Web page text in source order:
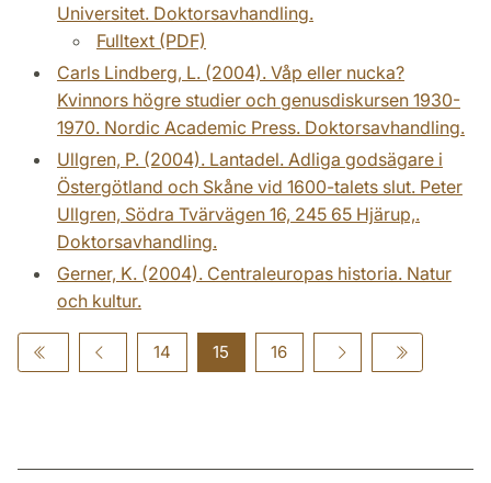
Universitet. Doktorsavhandling.
Fulltext (PDF)
Carls Lindberg, L. (2004). Våp eller nucka?
Kvinnors högre studier och genusdiskursen 1930-
1970. Nordic Academic Press. Doktorsavhandling.
Ullgren, P. (2004). Lantadel. Adliga godsägare i
Östergötland och Skåne vid 1600-talets slut. Peter
Ullgren, Södra Tvärvägen 16, 245 65 Hjärup,.
Doktorsavhandling.
Gerner, K. (2004). Centraleuropas historia. Natur
och kultur.
14 15 16